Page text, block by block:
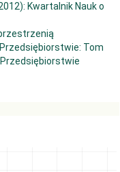
Kwartalnik Nauk o
Tom
Przedsiębiorstwie